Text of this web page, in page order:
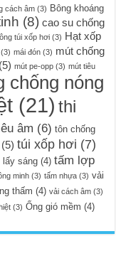
cách âm (3) Bông khoáng
(8) cao su chống
túi xốp hơi (3) Hạt xốp
(3) mái đón (3) mút chống
(5) mút pe-opp (3) mút tiêu
chống nóng
(21) thi
âm (6) tôn chống
(5) túi xốp hơi (7)
lấy sáng (4) tấm lợp
minh (3) tấm nhựa (3) vải
thấm (4) vải cách âm (3)
(3) Ống gió mềm (4)